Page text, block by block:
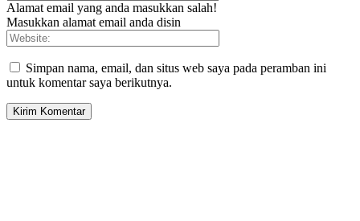
Alamat email yang anda masukkan salah!
Masukkan alamat email anda disin
Simpan nama, email, dan situs web saya pada peramban ini
untuk komentar saya berikutnya.